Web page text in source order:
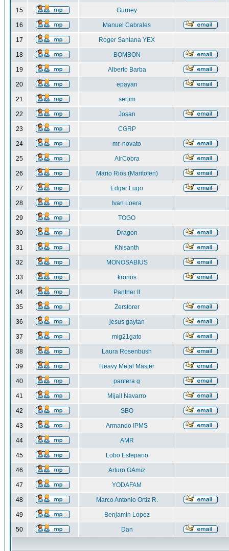
15 Gurney
16 Manuel Cabrales
17 Roger Santana YEX
18 BOMBON
19 Alberto Barba
20 epayan
21 serjim
22 Josan
23 CGRP
24 mr. novato
25 AirCobra
26 Mario Rios (Maritofen)
27 Edgar Lugo
28 Ivan Loera
29 TOGO
30 Dragon
31 Khisanth
32 MONOSABIUS
33 kronos
34 Panther II
35 Zerstorer
36 jesus gaytan
37 mig21gato
38 Laura Rosenbush
39 Heavy Metal Master
40 pantera g
41 Mijail Navarro
42 SBO
43 Armando IPMS
44 AMR
45 Lobo Estepario
46 Arturo GAmiz
47 YODAFAM
48 Marco Antonio Ortiz R.
49 Benjamin Lopez
50 Dan